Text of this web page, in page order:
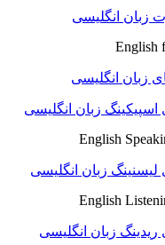
زبان انگلیسی
English
زبان انگلیسی
زبان انگلیسی
English
زبان انگلیسی
English
زبان انگلیسی